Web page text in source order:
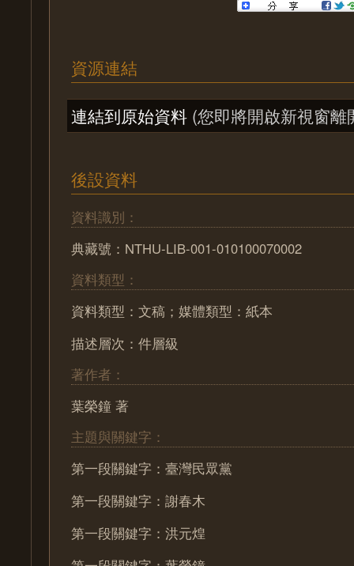
資源連結
連結到原始資料 (您即將開啟新視窗離
後設資料
資料識別：
典藏號：NTHU-LIB-001-010100070002
資料類型：
資料類型：文稿；媒體類型：紙本
描述層次：件層級
著作者：
葉榮鐘 著
主題與關鍵字：
第一段關鍵字：臺灣民眾黨
第一段關鍵字：謝春木
第一段關鍵字：洪元煌